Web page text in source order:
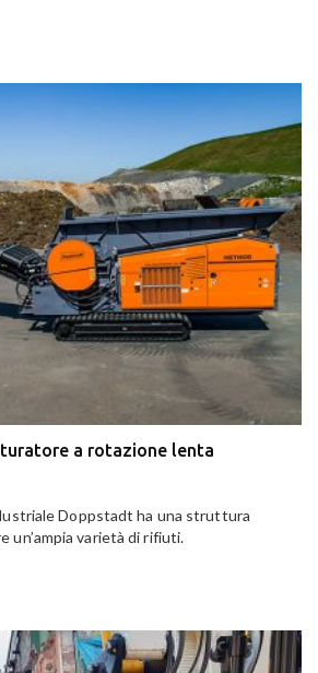
a rotazione lenta
Doppstadt ha una struttura
un’ampia varietà di rifiuti.